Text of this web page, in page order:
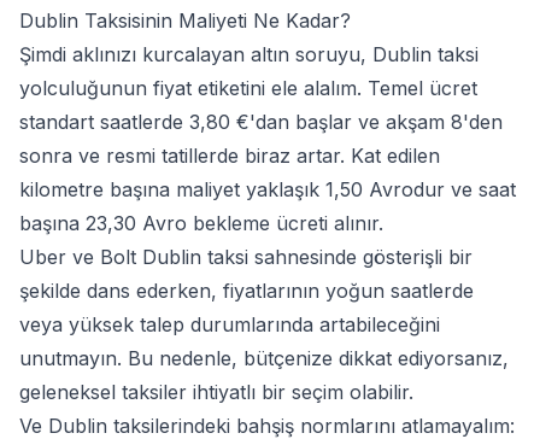
Dublin Taksisinin Maliyeti Ne Kadar?
Şimdi aklınızı kurcalayan altın soruyu, Dublin taksi
yolculuğunun fiyat etiketini ele alalım. Temel ücret
standart saatlerde 3,80 €'dan başlar ve akşam 8'den
sonra ve resmi tatillerde biraz artar. Kat edilen
kilometre başına maliyet yaklaşık 1,50 Avrodur ve saat
başına 23,30 Avro bekleme ücreti alınır.
Uber ve Bolt Dublin taksi sahnesinde gösterişli bir
şekilde dans ederken, fiyatlarının yoğun saatlerde
veya yüksek talep durumlarında artabileceğini
unutmayın. Bu nedenle, bütçenize dikkat ediyorsanız,
geleneksel taksiler ihtiyatlı bir seçim olabilir.
Ve Dublin taksilerindeki bahşiş normlarını atlamayalım: